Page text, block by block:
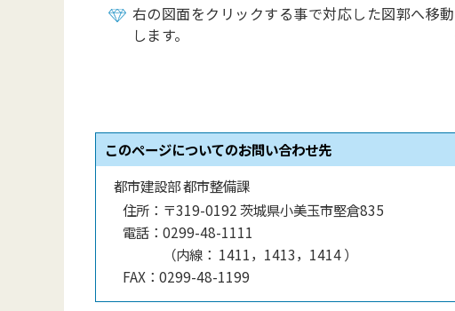
右の図面をクリックする事で対応した図郭へ移動
します。
このページについてのお問い合わせ先
都市建設部 都市整備課
住所： 〒319-0192 茨城県小美玉市堅倉835
電話： 0299-48-1111
（内線 ： 1411，1413，1414）
FAX： 0299-48-1199